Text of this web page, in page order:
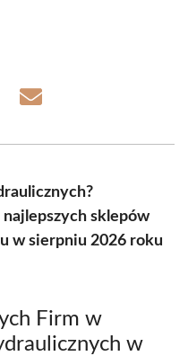
Share
sklepów
w sierpniu 2026 roku
Firm w
w